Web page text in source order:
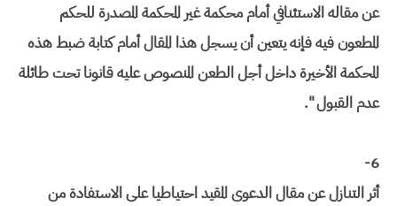
عن مقاله الاستئنافي أمام محكمة غير المحكمة المصدرة للحكم
المطعون فيه فإنه يتعين أن يسجل هذا المقال أمام كتابة ضبط هذه
المحكمة الأخيرة داخل أجل الطعن المنصوص عليه قانونا تحت طائلة
عدم القبول ".
6-
أثر التنازل عن مقال الدعوى المقيد احتياطيا على الاستفادة من